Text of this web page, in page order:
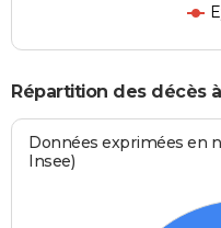
Répartition des décès
Données exprimées en
Insee)